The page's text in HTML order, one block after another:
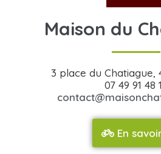
Maison du
3 place du Chatiague,
07 49 91 48
En